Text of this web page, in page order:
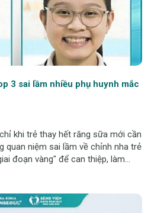
3 sai lầm nhiều phụ huynh mắc
khi trẻ thay hết răng sữa mới cần
quan niệm sai lầm về chỉnh nha trẻ
đoạn vàng" để can thiệp, làm